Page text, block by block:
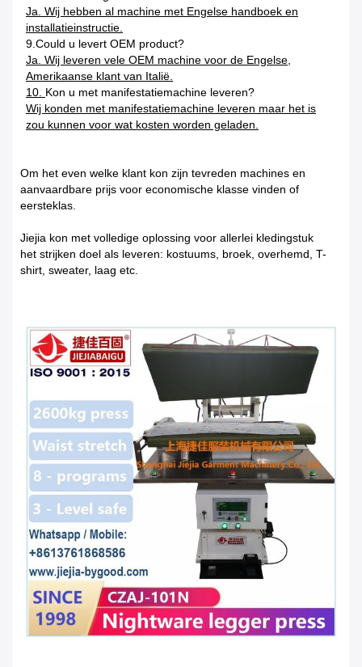
Ja. Wij hebben al machine met Engelse handboek en
installatieinstructie.
9.Could u levert OEM product?
Ja. Wij leveren vele OEM machine voor de Engelse,
Amerikaanse klant van Italië.
10. Kon u met manifestatiemachine leveren?
Wij konden met manifestatiemachine leveren maar het is
zou kunnen voor wat kosten worden geladen.
Om het even welke klant kon zijn tevreden machines en
aanvaardbare prijs voor economische klasse vinden of
eersteklas.
Jiejia kon met volledige oplossing voor allerlei kledingstuk
het strijken doel als leveren: kostuums, broek, overhemd, T-
shirt, sweater, laag etc.